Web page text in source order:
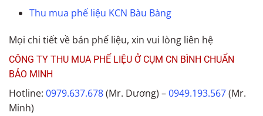
Thu mua phế liệu KCN Bàu Bàng
Mọi chi tiết về bán phế liệu, xin vui lòng liên hệ
CÔNG TY THU MUA PHẾ LIỆU Ở CỤM CN BÌNH CHUẨN
BẢO MINH
Hotline: 0979.637.678(Mr. Dương) –0949.193.567(Mr.
Minh)